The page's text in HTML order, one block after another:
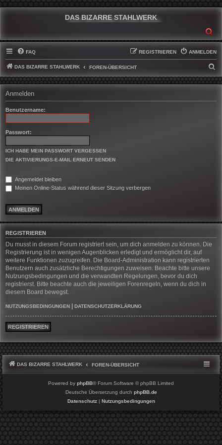
DAS BIZARRE STAHLWERK
FAQ ANMELDEN
REGISTRIEREN
DAS BIZARRE STAHLWERK FOREN-ÜBERSICHT
U
H
Anmelden
Benutzername:
Passwort:
ICH HABE MEIN PASSWORT VERGESSEN
DIE AKTIVIERUNGS-E-MAIL ERNEUT SENDEN
Angemeldet bleiben
Meinen Online-Status während dieser Sitzung verbergen
REGISTRIEREN
Du musst in diesem Forum registriert sein, um dich anmelden zu können. Die
Registrierung ist in wenigen Augenblicken erledigt und ermöglicht dir, auf
weitere Funktionen zuzugreifen. Die Board-Administration kann registrierten
Benutzern auch zusätzliche Berechtigungen zuweisen. Beachte bitte unsere
Nutzungsbedingungen und die verwandten Regelungen, bevor du dich
registrierst. Bitte beachte auch die jeweiligen Forenregeln, wenn du dich in
diesem Board bewegst.
NUTZUNGSBEDINGUNGEN DATENSCHUTZERKLÄRUNG
REGISTRIEREN
DAS BIZARRE STAHLWERK FOREN-ÜBERSICHT
Powered by phpBB® Forum Software © phpBB Limited
Deutsche Übersetzung durch phpBB.de
Datenschutz| Nutzungsbedingungen